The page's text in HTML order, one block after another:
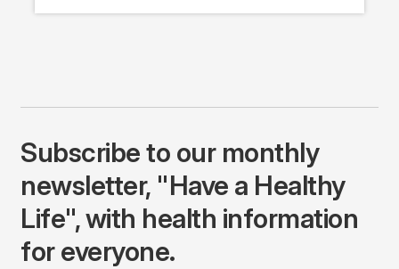
Subscribe to our monthly
newsletter, "Have a Healthy
Life", with health information
for everyone.